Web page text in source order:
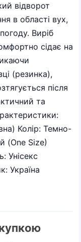
відворот
в області вух,
Виріб
сідає на
(резинка),
після
та
Колір: Темно-
(One Size)
Унісекс
Україна